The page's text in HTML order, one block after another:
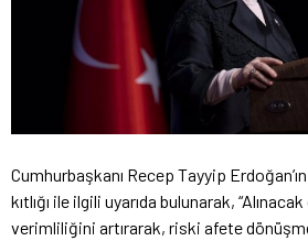
Cumhurbaşkanı Recep Tayyip
kıtlığı ile ilgili uyarıda bulunarak,
verimliliğini artırarak, riski afete